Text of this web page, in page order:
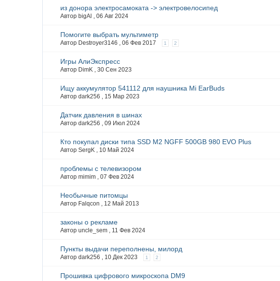
из донора электросамоката -> электровелосипед
Автор bigAl ,06 Авг 2024
Помогите выбрать мультиметр
Автор Destroyer3146 ,06 Фев 2017 1 2
Игры АлиЭкспресс
Автор DimK ,30 Сен 2023
Ищу аккумулятор 541112 для наушника Mi EarBuds
Автор dark256 , 15 Мар 2023
Датчик давления в шинах
Автор dark256 ,09 Июл 2024
Кто покупал диски типа SSD M2 NGFF 500GB 980 EVO Plus
Автор SergK , 10 Май 2024
проблемы с телевизором
Автор mimim ,07 Фев 2024
Необычные питомцы
Автор Falqcon , 12 Май 2013
законы о рекламе
Автор uncle_sem , 11 Фев 2024
Пункты выдачи переполнены, милорд
Автор dark256 , 10 Дек 2023 1 2
Прошивка цифрового микроскопа DM9